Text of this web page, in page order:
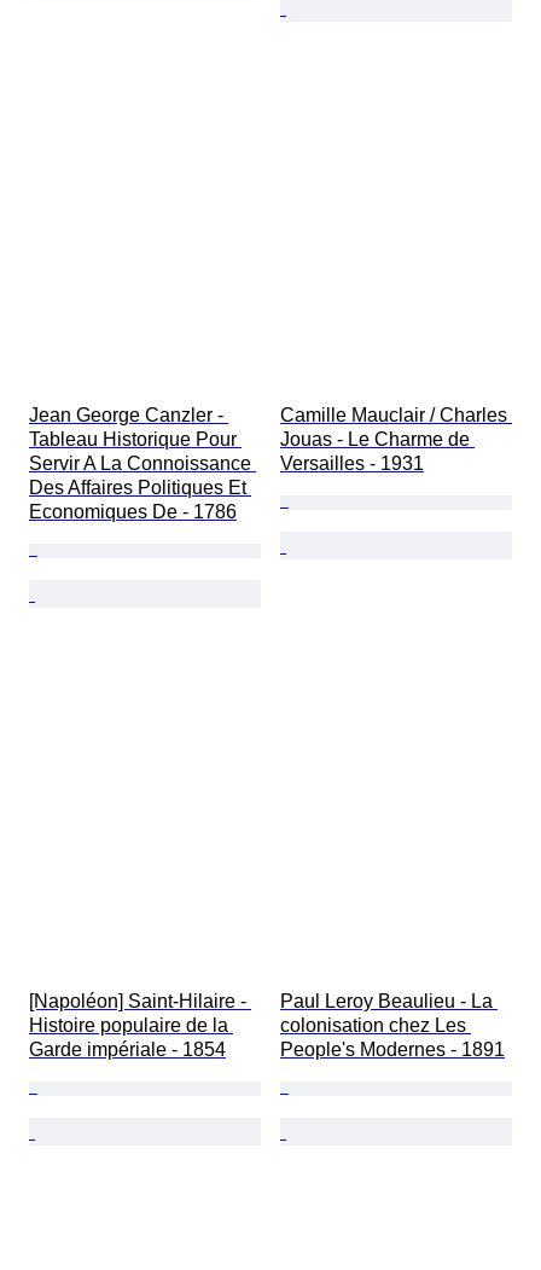
Jean George Canzler -
Tableau Historique Pour
Servir A La Connoissance
Des Affaires Politiques Et
Economiques De - 1786
Camille Mauclair / Charles
Jouas - Le Charme de
Versailles - 1931
[Napoléon] Saint-Hilaire -
Histoire populaire de la
Garde impériale - 1854
Paul Leroy Beaulieu - La
colonisation chez Les
People's Modernes - 1891